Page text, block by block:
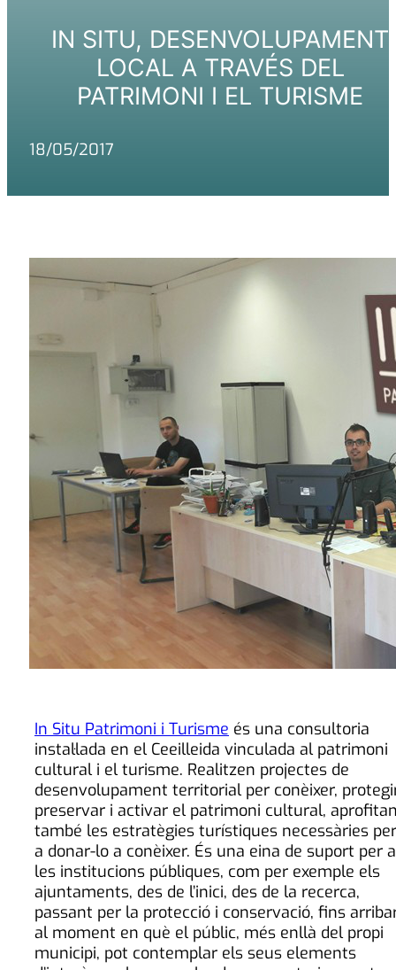
IN SITU, DESENVOLUPAMENT
LOCAL A TRAVÉS DEL
PATRIMONI I EL TURISME
18/05/2017
In Situ Patrimoni i Turisme és una consultoria
instal·lada en el Ceeilleida vinculada al patrimoni
cultural i el turisme. Realitzen projectes de
desenvolupament territorial per conèixer,
preservar i activar el patrimoni cultural,
també les estratègies turístiques necessàries per
a donar-lo a conèixer. És una eina de suport per a
les institucions públiques, com per exemple els
ajuntaments, des de l’inici, des de la recerca,
passant per la protecció i conservació, fins
al moment en què el públic, més enllà del propi
municipi, pot contemplar els seus elements